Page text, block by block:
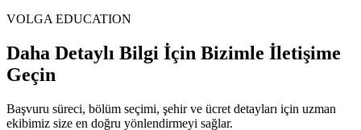
VOLGA EDUCATION
Daha Detaylı Bilgi İçin Bizimle İletişime
Geçin
Başvuru süreci, bölüm seçimi, şehir ve ücret detayları için uzman
ekibimiz size en doğru yönlendirmeyi sağlar.